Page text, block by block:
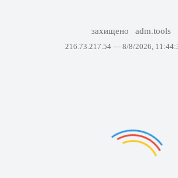
захищено adm.tools
216.73.217.54 — 8/8/2026,